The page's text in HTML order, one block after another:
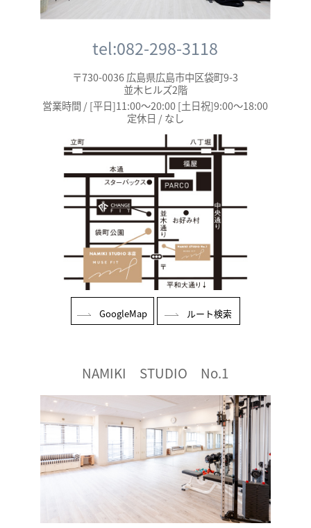
tel:082-298-3118
〒730-0036 広島県広島市中区袋町9-3
並木ヒルズ2階
営業時間 / [平日]11:00～20:00 [土日祝]9:00～18:00
定休日 / なし
GoogleMap ルート検索
NAMIKI STUDIO No.1